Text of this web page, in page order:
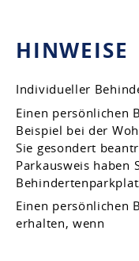
HINWEISE
Individueller
Einen persönlichen
Beispiel bei der
Sie gesondert
Parkausweis haben
Einen persönlichen
erhalten, wenn